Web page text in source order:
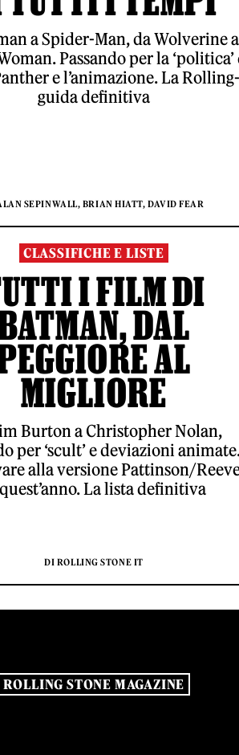
a Spider-Man, da Wolverine a
Passando per la ‘politica’
e l’animazione. La Rolling-
guida definitiva
SEPINWALL, BRIAN HIATT, DAVID FEAR
CLASSIFICHE E LISTE
I FILM DI
DAL
AL
MIGLIORE
Burton a Christopher Nolan,
per ‘scult’ e deviazioni
alla versione Pattinson/
La lista definitiva
DI ROLLING STONE IT
ROLLING STONE MAGAZINE